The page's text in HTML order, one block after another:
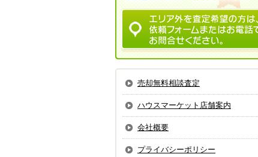
売却無料相談査定
ハウスマーケット店舗案内
会社概要
プライバシーポリシー